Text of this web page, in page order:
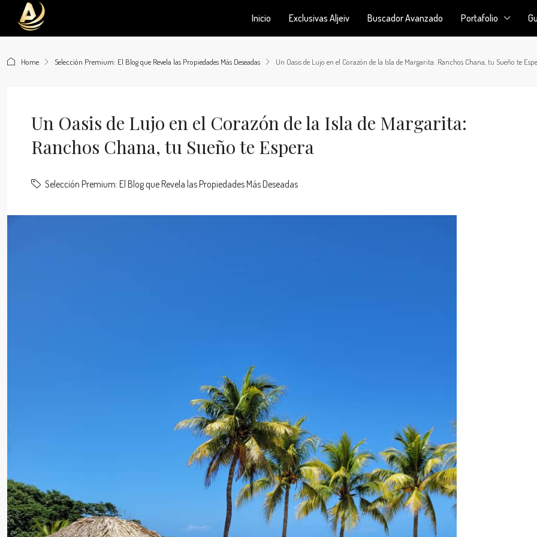
Inicio Exclusivas Aljeiv Buscador Avanzado Portafolio
Home Selección Premium: El Blog que Revela las Propiedades Más Deseadas Un Oasis de Lujo en el Corazón de la Isla de Margarita: Ranchos Chana, tu Sueño te
Un Oasis de Lujo en el Corazón de la Isla de Margarita:
Ranchos Chana, tu Sueño te Espera
Selección Premium: El Blog que Revela las Propiedades Más Deseadas